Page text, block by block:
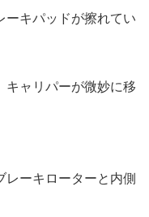
キパッドが擦れてい
ャリパーが微妙に移
ーキローターと内側